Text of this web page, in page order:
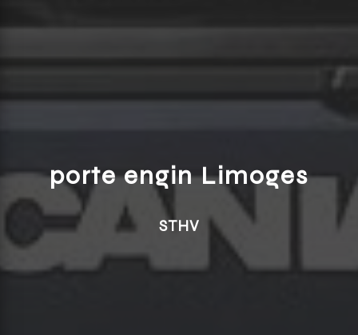
porte engin Limoges
STHV